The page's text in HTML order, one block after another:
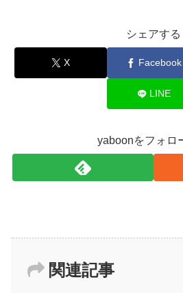
シェアする
X Facebook
LINE
yaboonをフォロ
関連記事